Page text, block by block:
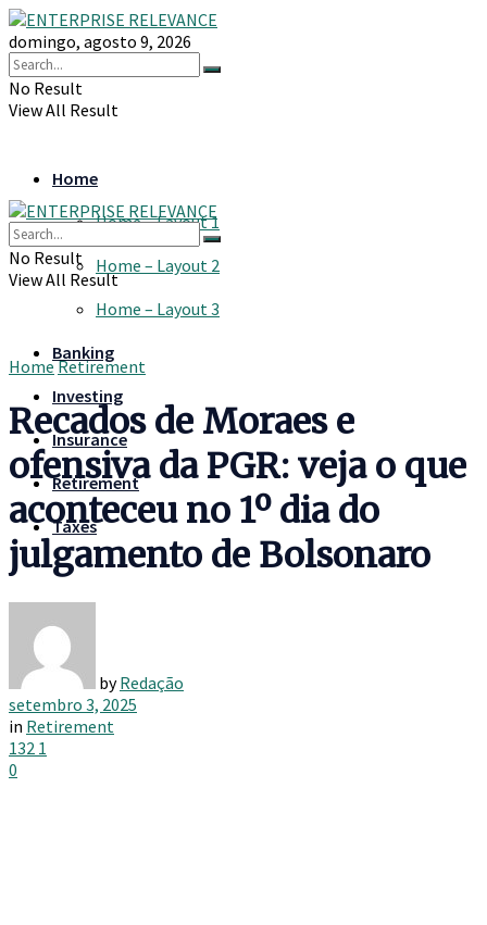
domingo, agosto 9, 2026
No Result
View All Result
Home
Home – Layout 1
Home – Layout 2
Home – Layout 3
Banking
Investing
Insurance
Retirement
Taxes
No Result
View All Result
HomeRetirement
Recados de Moraes e
ofensiva da PGR: veja o que
aconteceu no 1º dia do
julgamento de Bolsonaro
by Redação
setembro 3, 2025
in Retirement
132 1
0